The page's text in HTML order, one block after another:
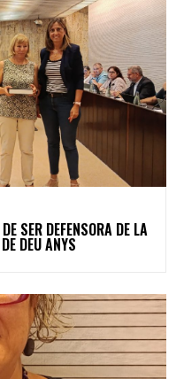
SER DEFENSORA DE LA
DEU ANYS